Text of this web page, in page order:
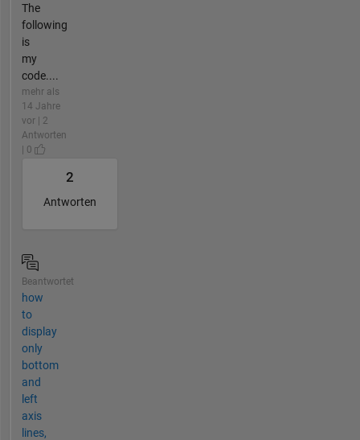
The
following
is
my
code....
mehr als
14 Jahre
vor | 2
Antworten
| 0
2
Antworten
Beantwortet
how
to
display
only
bottom
and
left
axis
lines,